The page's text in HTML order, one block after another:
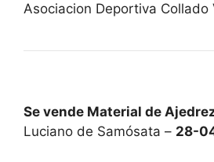
Asociacion Deportiva Collado
Se vende Material de
Luciano de Samósata – 28-